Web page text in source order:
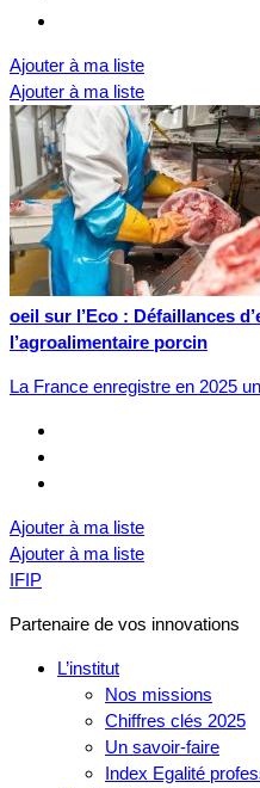
Ajouter à ma liste
Ajouter à ma liste
oeil sur l’Eco : Défaillances
l’agroalimentaire porcin
La France enregistre en 2025
Ajouter à ma liste
Ajouter à ma liste
IFIP
Partenaire de vos innovations
L’institut
Nos missions
Chiffres clés 2025
Un savoir-faire
Index Egalité